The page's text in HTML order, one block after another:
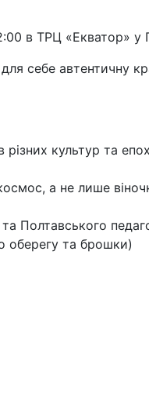
в ТРЦ «Екватор» у
для себе автентичну
культур та
а не лише
Полтавського
оберегу та брошки)